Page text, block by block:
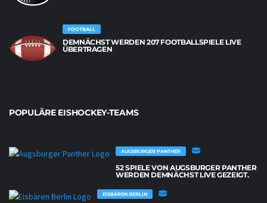
FOOTBALL
DEMNÄCHST WERDEN 207 FOOTBALLSPIELE LIVE
ÜBERTRAGEN
POPULÄRE EISHOCKEY-TEAMS
AUGSBURGER PANTHER
52 SPIELE VON AUGSBURGER PANTHER
WERDEN DEMNÄCHST LIVE GEZEIGT.
EISBÄREN BERLIN